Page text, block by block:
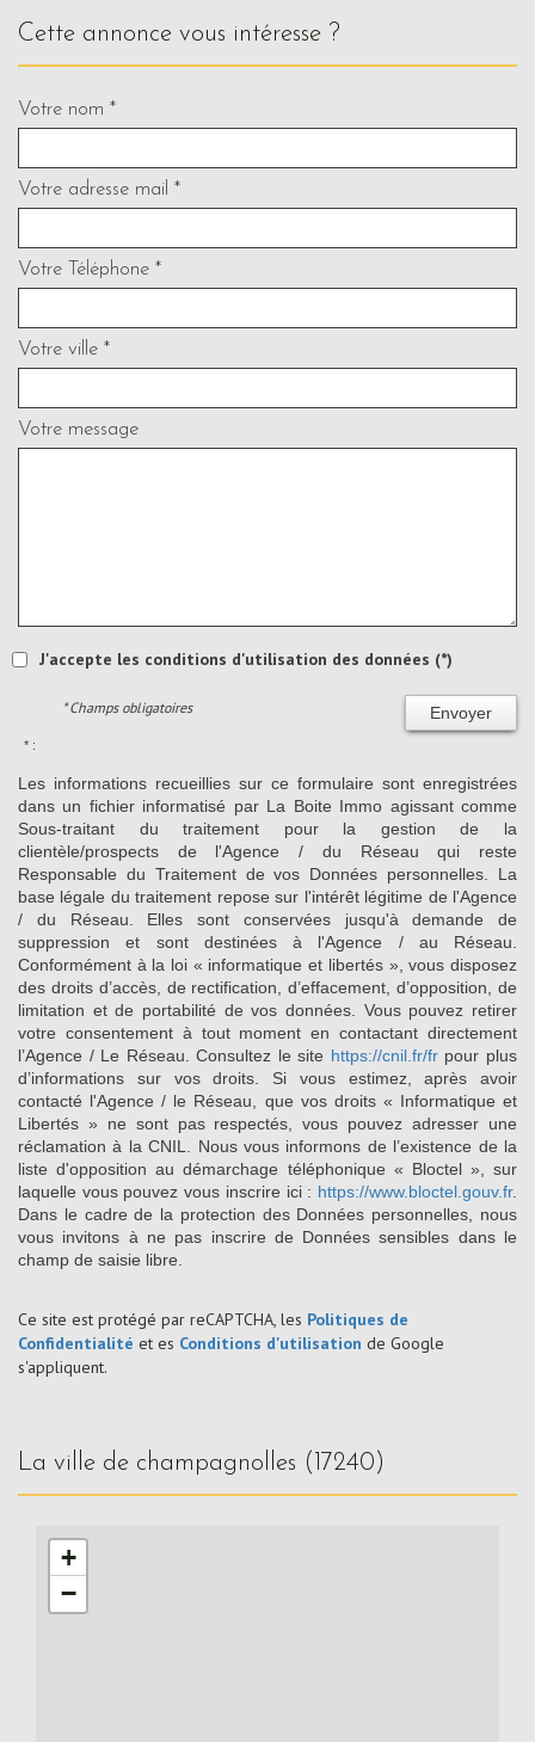
cette annonce vous intéresse ?
Votre nom *
Votre adresse mail *
Votre Téléphone *
Votre ville *
Votre message
J'accepte les conditions d'utilisation des données (*)
Envoyer
* Champs obligatoires
* :
Les informations recueillies sur ce formulaire sont enregistrées
dans un fichier informatisé par La Boite Immo agissant comme
Sous-traitant du traitement pour la gestion de la
clientèle/prospects de l'Agence / du Réseau qui reste
Responsable du Traitement de vos Données personnelles. La
base légale du traitement repose sur l'intérêt légitime de l'Agence
/ du Réseau. Elles sont conservées jusqu'à demande de
suppression et sont destinées à l'Agence / au Réseau.
Conformément à la loi « informatique et libertés », vous disposez
des droits d’accès, de rectification, d’effacement, d’opposition, de
limitation et de portabilité de vos données. Vous pouvez retirer
votre consentement à tout moment en contactant directement
l’Agence / Le Réseau. Consultez le site https://cnil.fr/frpour plus
d’informations sur vos droits. Si vous estimez, après avoir
contacté l'Agence / le Réseau, que vos droits « Informatique et
Libertés » ne sont pas respectés, vous pouvez adresser une
réclamation à la CNIL. Nous vous informons de l’existence de la
liste d'opposition au démarchage téléphonique « Bloctel », sur
laquelle vous pouvez vous inscrire ici : https://www.bloctel.gouv.fr.
Dans le cadre de la protection des Données personnelles, nous
vous invitons à ne pas inscrire de Données sensibles dans le
champ de saisie libre.
Ce site est protégé par reCAPTCHA, les Politiques de
Confidentialité et es Conditions d'utilisation de Google
s'appliquent.
la ville de champagnolles (17240)
+
−